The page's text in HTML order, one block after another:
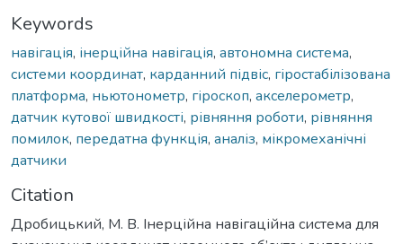
Keywords
навігація, інерційна навігація, автономна система,
системи координат, карданний підвіс, гіростабілізована
платформа, ньютонометр, гіроскоп, акселерометр,
датчик кутової швидкості, рівняння роботи, рівняння
помилок, передатна функція, аналіз, мікромеханічні
датчики
Citation
Дробицький, М. В. Інерційна навігаційна система для